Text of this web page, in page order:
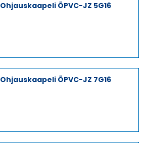
Ohjauskaapeli ÖPVC-JZ 5G16
Ohjauskaapeli ÖPVC-JZ 7G16